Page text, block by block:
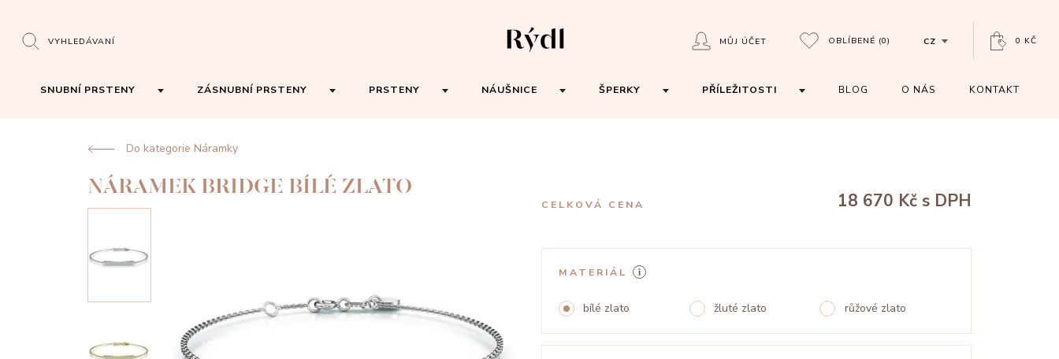
VYHLEDÁVANÍ MŮJ ÚČET OBLÍBENÉ (0) CZ 0 KČ
SNUBNÍ PRSTENY ZÁSNUBNÍ PRSTENY PRSTENY NÁUŠNICE ŠPERKY PŘÍLEŽITOSTI BLOG O NÁS KONTAKT
Do kategorie Náramky
NÁRAMEK BRIDGE BÍLÉ ZLATO
CELKOVÁ CENA 18 670 Kč s DPH
MATERIÁL
bílé zlato žluté zlato růžové zlato